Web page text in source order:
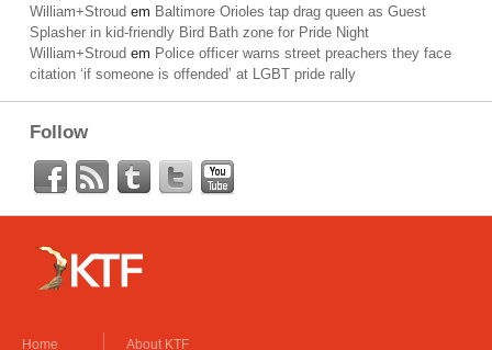
William+Stroud em Baltimore Orioles tap drag queen as Guest
Splasher in kid-friendly Bird Bath zone for Pride Night
William+Stroud em Police officer warns street preachers they face
citation ‘if someone is offended’ at LGBT pride rally
Follow
Home About KTF